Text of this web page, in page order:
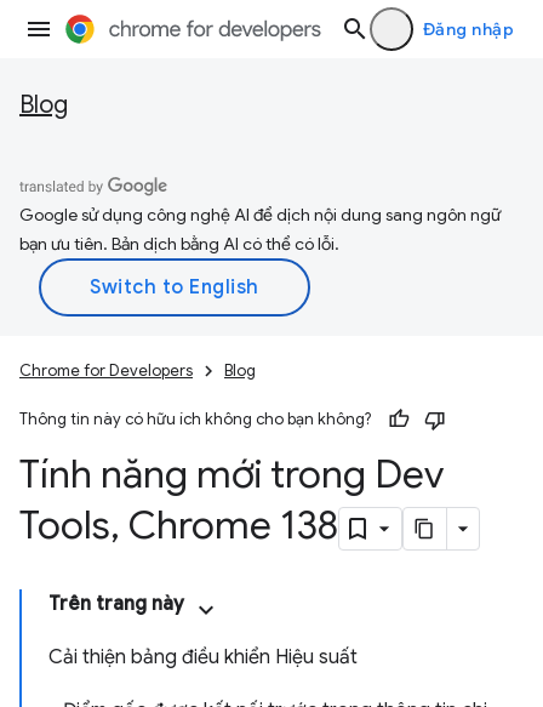
Đăng nhập
Blog
Google sử dụng công nghệ AI để dịch nội dung sang ngôn ngữ
bạn ưu tiên. Bản dịch bằng AI có thể có lỗi.
Chrome for Developers Blog
Thông tin này có hữu ích không cho bạn không?
Tính năng mới trong Dev
Tools, Chrome 138
Trên trang này
Cải thiện bảng điều khiển Hiệu suất